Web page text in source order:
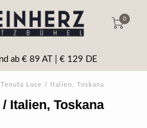
0
ab € 89 AT | € 129 DE
Tenuta Luce / Italien, Toskana
Italien, Toskana